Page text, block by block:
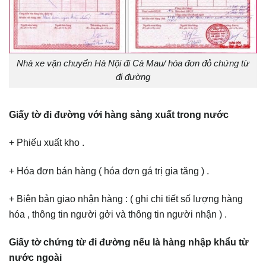
Nhà xe vận chuyển Hà Nội đi Cà Mau/ hóa đơn đỏ chứng từ
đi đường
Giấy tờ đi đường với hàng sảng xuất trong nước
+ Phiếu xuất kho .
+ Hóa đơn bán hàng ( hóa đơn gá trị gia tăng ) .
+ Biên bản giao nhận hàng : ( ghi chi tiết số lượng hàng
hóa , thông tin người gởi và thông tin người nhận ) .
Giấy tờ chứng từ đi đường nếu là hàng nhập khẩu từ
nước ngoài